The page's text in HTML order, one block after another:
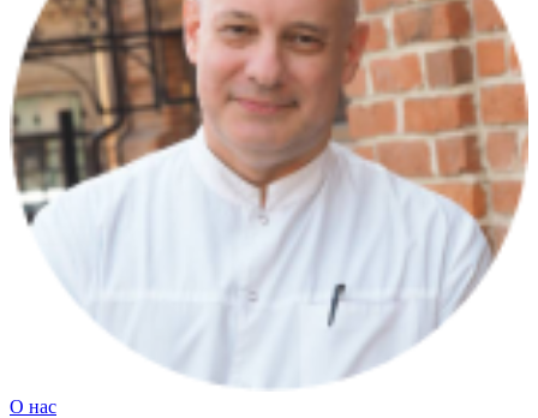
О нас